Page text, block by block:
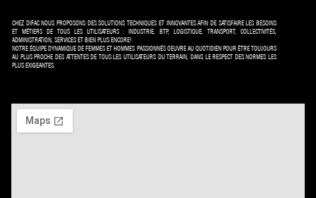
CHEZ DIFAC NOUS PROPOSONS DES SOLUTIONS TECHNIQUES ET INNOVANTES AFIN DE SATISFAIRE LES BESOINS
ET MÉTIERS DE TOUS LES UTILISATEURS : INDUSTRIE, BTP, LOGISTIQUE, TRANSPORT, COLLECTIVITÉS,
ADMINISTRATION, SERVICES ET BIEN PLUS ENCORE!
NOTRE ÉQUIPE DYNAMIQUE DE FEMMES ET HOMMES PASSIONNÉS OEUVRE AU QUOTIDIEN POUR ÊTRE TOUJOURS
AU PLUS PROCHE DES ATTENTES DE TOUS LES UTILISATEURS DU TERRAIN, DANS LE RESPECT DES NORMES LES
PLUS EXIGEANTES.